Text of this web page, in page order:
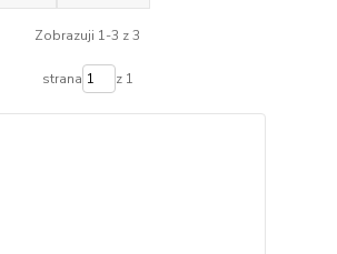
Zobrazuji 1-3 z 3
strana z 1